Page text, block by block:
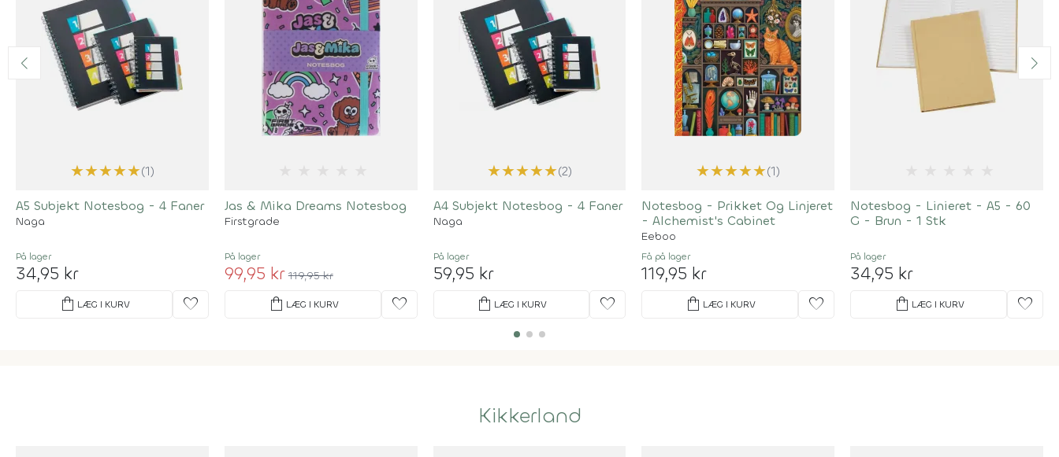
★★★★★(1)
A5 Subjekt Notesbog - 4 Faner
Naga
På lager
34,95 kr
shopping_bag LÆG I KURV favorite
Jas & Mika Dreams Notesbog
Firstgrade
På lager
99,95 kr 119,95 kr
shopping_bag LÆG I KURV favorite
★★★★★(2)
A4 Subjekt Notesbog - 4 Faner
Naga
På lager
59,95 kr
shopping_bag LÆG I KURV favorite
★★★★★(1)
Notesbog - Prikket Og Linjeret
- Alchemist's Cabinet
Eeboo
Få på lager
119,95 kr
shopping_bag LÆG I KURV favorite
Notesbog - Linieret - A5 - 60
G - Brun - 1 Stk
På lager
34,95 kr
shopping_bag LÆG I KURV favorite
Kikkerland